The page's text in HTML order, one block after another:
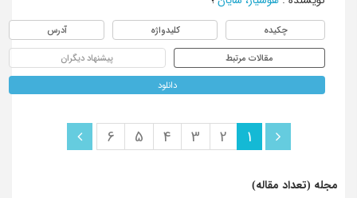
چکیده کلیدواژه آدرس
مقالات مرتبط پیشنهاد دیگران
دانلود
1
2
3
4
5
6
مجله (تعداد مقاله)